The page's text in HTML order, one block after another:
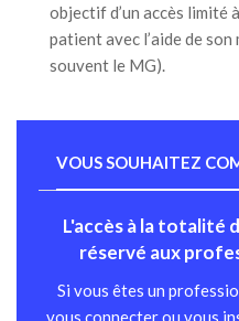
objectif d’un accès limité
patient avec l’aide de
souvent le MG).
VOUS SOUHAITEZ
L'accès à la totalité
réservé aux
Si vous êtes un
vous connecter ou vous